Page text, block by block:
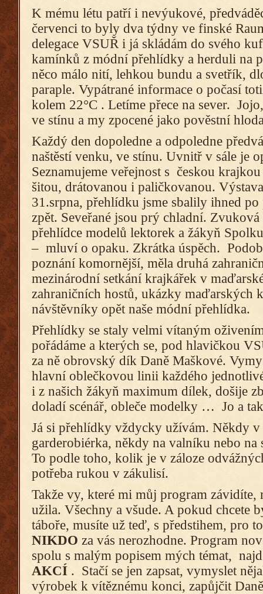
K mému létu patří i nevýukové,
červenci to byly dva týdny ve finské
delegace VSUŘ i já skládám do svého
kamínků z módní přehlídky a herduli na
něco málo nití, lehkou bundu a svetřík,
paraple. Vypátrané informace o počasí
kolem 22°C . Letíme přece na sever.
ve stínu a my zpocené jako pověstní
Každý den dopoledne a odpoledne
naštěstí venku, ve stínu. Uvnitř v sále je
Seznamujeme veřejnost s českou
šitou, drátovanou i paličkovanou.
31.srpna, přehlídku jsme sbalily ihned
zpět. Seveřané jsou prý chladní.
přehlídce modelů lektorek a žákyň
– mluví o opaku. Zkrátka úspěch.
poznání komornější, měla druhá
mezinárodní setkání krajkářek v
zahraničních hostů, ukázky maďarských
návštěvníky opět naše módní přehlídka.
Přehlídky se staly velmi vítaným
pořádáme a kterých se, pod hlavičkou
za ně obrovský dík Daně Maškové.
hlavní oblečkovou linii každého
i z našich žákyň maximum dílek, došije
doladí scénář, obleče modelky … Jo a
Já si přehlídky vždycky užívám. Někdy
garderobiérka, někdy na valníku nebo na
To podle toho, kolik je v záloze
potřeba rukou v zákulisí.
Takže vy, které mi můj program závidíte,
užila. Všechny a všude. A pokud chcete
táboře, musíte už teď, s předstihem, pro
NIKDO za vás nerozhodne. Program
spolu s malým popisem mých témat,
AKCÍ . Stačí se jen zapsat, vymyslet
výrobek k vítěznému konci, zapůjčit